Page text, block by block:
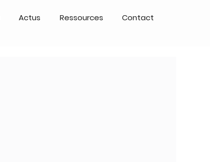
Actus Ressources Contact